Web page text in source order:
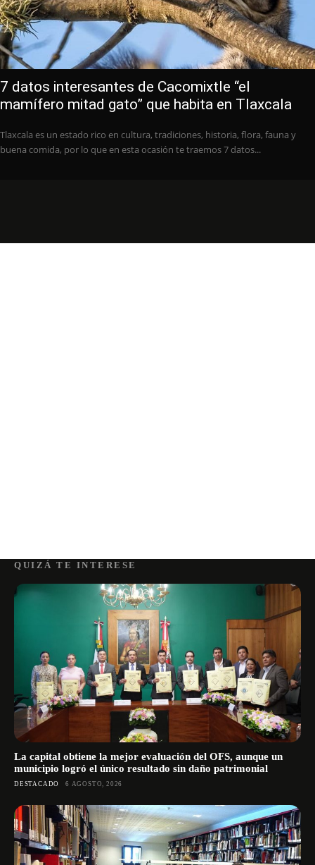
7 datos interesantes de Cacomixtle “el
mamífero mitad gato” que habita en Tlaxcala
Tlaxcala es un estado rico en cultura, tradiciones, historia, flora, fauna y
buena comida, por lo que en esta ocasión te traemos 7 datos...
QUIZÁ TE INTERESE
La capital obtiene la mejor evaluación del OFS, aunque un
municipio logró el único resultado sin daño patrimonial
DESTACADO 6 AGOSTO, 2026